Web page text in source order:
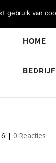
HOME
| 0 Reacties
gebruik van